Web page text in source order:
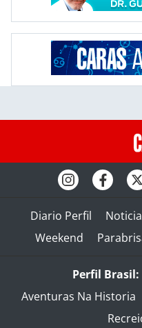
Diario Perfil
Weekend
Perfil Brasil:
Aventuras Na Historia